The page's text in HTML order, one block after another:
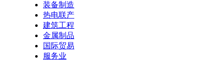
装备制造
热电联产
建筑工程
金属制品
国际贸易
服务业